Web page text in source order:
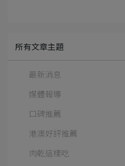
所有文章主題
最新消息
媒體報導
口碑推薦
港澳好評推薦
肉乾這樣吃